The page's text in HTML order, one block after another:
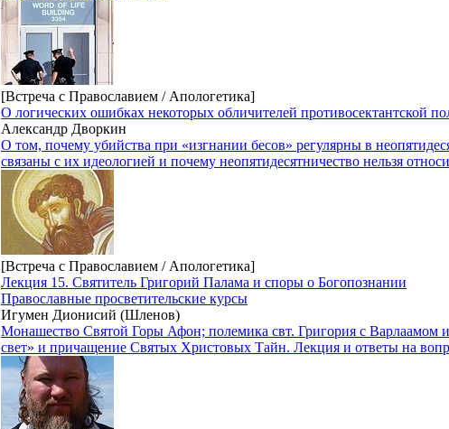
[Встреча с Православием / Апологетика]
О логических ошибках некоторых обличителей противосектантской
Александр Дворкин
О том, почему убийства при «изгнании бесов» регулярны в
связаны с их идеологией и почему неопятидесятничество нельзя
[Встреча с Православием / Апологетика]
Лекция 15. Святитель Григорий Палама и споры о Богопознании
Православные просветительские курсы
Игумен Дионисий (Шленов)
Монашество Святой Горы Афон; полемика свт. Григория с
свет» и причащение Святых Христовых Тайн. Лекция и ответы на